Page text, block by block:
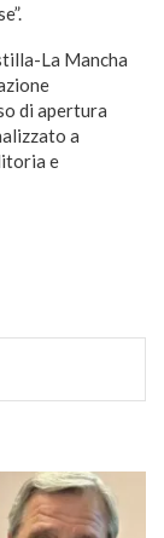
La Mancha
di apertura
a
e